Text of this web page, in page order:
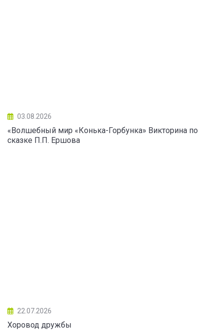
03.08.2026
«Волшебный мир «Конька-Горбунка» Викторина по
сказке П.П. Ершова
22.07.2026
Хоровод дружбы